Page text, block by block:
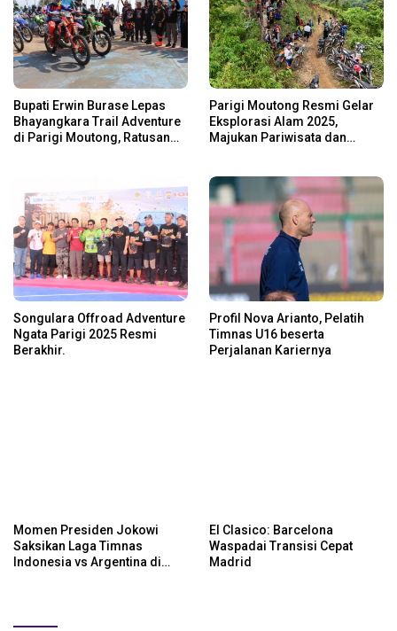
Bupati Erwin Burase Lepas
Bhayangkara Trail Adventure
di Parigi Moutong, Ratusan
Parigi Moutong Resmi Gelar
Eksplorasi Alam 2025,
Majukan Pariwisata dan
Songulara Offroad Adventure
Ngata Parigi 2025 Resmi
Berakhir.
Profil Nova Arianto, Pelatih
Timnas U16 beserta
Perjalanan Kariernya
Momen Presiden Jokowi
Saksikan Laga Timnas
Indonesia vs Argentina di
El Clasico: Barcelona
Waspadai Transisi Cepat
Madrid